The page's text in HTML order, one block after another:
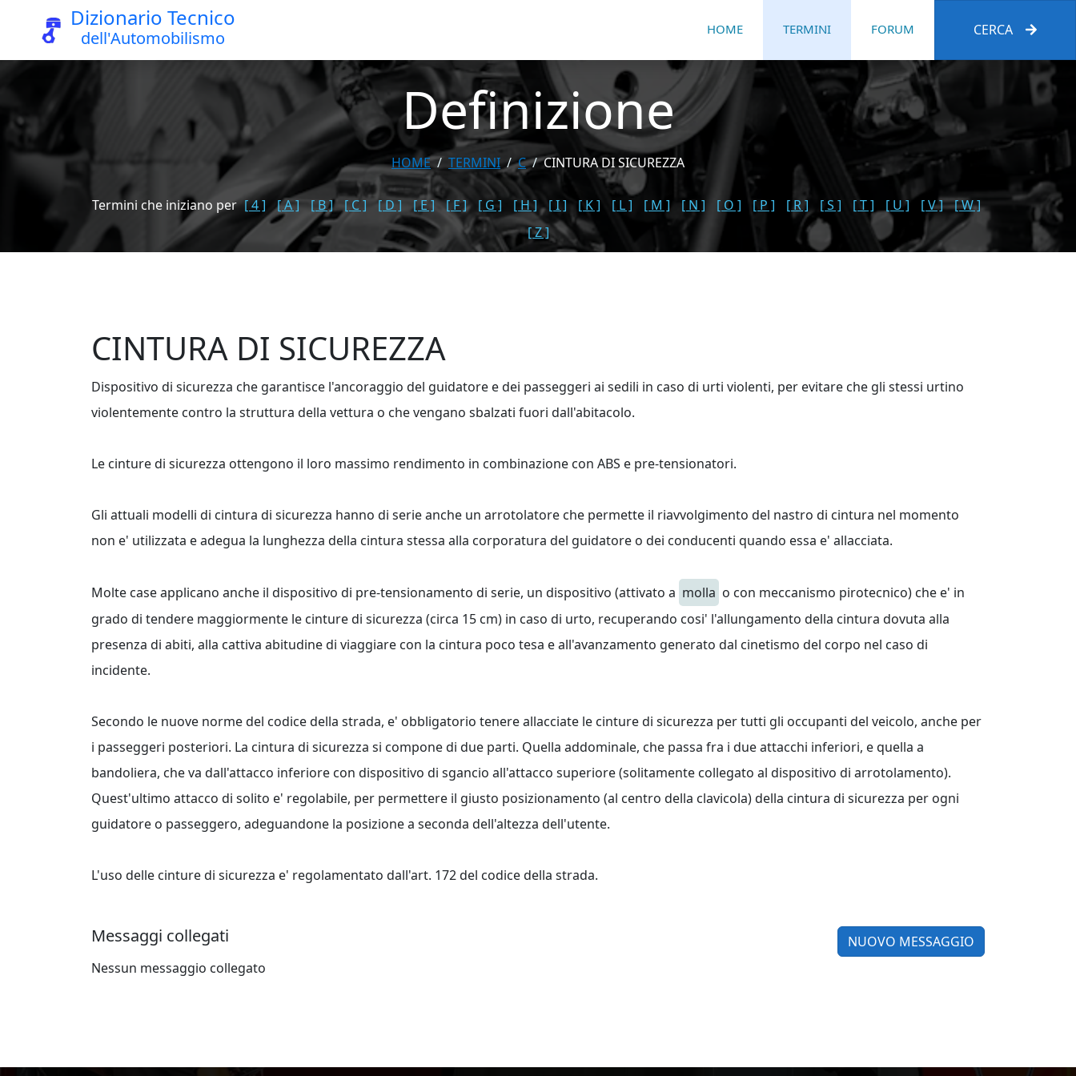
Dizionario Tecnico
dell'Automobilismo HOME TERMINI FORUM CERCA
Definizione
HOME TERMINI C CINTURA DI SICUREZZA
Termini che iniziano per [ 4 ] [ A ] [ B ] [ C ] [ D ] [ E ] [ F ] [ G ] [ H ] [ I ] [ K ] [ L ] [ M ] [ N ] [ O ] [ P ] [ R ] [ S ] [ T ] [ U ] [ V ]
[ W ]
[ Z ]
CINTURA DI SICUREZZA
Dispositivo di sicurezza che garantisce l'ancoraggio del guidatore e dei passeggeri ai sedili in caso di urti violenti, per evitare che gli stessi urtino
violentemente contro la struttura della vettura o che vengano sbalzati fuori dall'abitacolo.
Le cinture di sicurezza ottengono il loro massimo rendimento in combinazione con ABS e pre-tensionatori.
Gli attuali modelli di cintura di sicurezza hanno di serie anche un arrotolatore che permette il riavvolgimento del nastro di cintura nel momento
non e' utilizzata e adegua la lunghezza della cintura stessa alla corporatura del guidatore o dei conducenti quando essa e' allacciata.
Molte case applicano anche il dispositivo di pre-tensionamento di serie, un dispositivo (attivato a molla o con meccanismo pirotecnico) che e' in
grado di tendere maggiormente le cinture di sicurezza (circa 15 cm) in caso di urto, recuperando cosi' l'allungamento della cintura dovuta alla
presenza di abiti, alla cattiva abitudine di viaggiare con la cintura poco tesa e all'avanzamento generato dal cinetismo del corpo nel caso di
incidente.
Secondo le nuove norme del codice della strada, e' obbligatorio tenere allacciate le cinture di sicurezza per tutti gli occupanti del veicolo, anche per
i passeggeri posteriori. La cintura di sicurezza si compone di due parti. Quella addominale, che passa fra i due attacchi inferiori, e quella a
bandoliera, che va dall'attacco inferiore con dispositivo di sgancio all'attacco superiore (solitamente collegato al dispositivo di arrotolamento).
Quest'ultimo attacco di solito e' regolabile, per permettere il giusto posizionamento (al centro della clavicola) della cintura di sicurezza per ogni
guidatore o passeggero, adeguandone la posizione a seconda dell'altezza dell'utente.
L'uso delle cinture di sicurezza e' regolamentato dall'art. 172 del codice della strada.
Messaggi collegati
NUOVO MESSAGGIO
Nessun messaggio collegato